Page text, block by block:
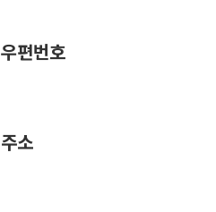
우편번호
주소